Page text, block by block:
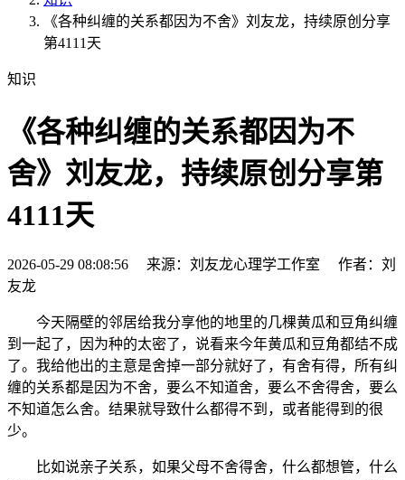
《各种纠缠的关系都因为不舍》刘友龙，持续原创分享
第4111天
知识
《各种纠缠的关系都因为不
舍》刘友龙，持续原创分享第
4111天
2026-05-29 08:08:56 来源：刘友龙心理学工作室 作者：刘
友龙
今天隔壁的邻居给我分享他的地里的几棵黄瓜和豆角纠缠
到一起了，因为种的太密了，说看来今年黄瓜和豆角都结不成
了。我给他出的主意是舍掉一部分就好了，有舍有得，所有纠
缠的关系都是因为不舍，要么不知道舍，要么不舍得舍，要么
不知道怎么舍。结果就导致什么都得不到，或者能得到的很
少。
比如说亲子关系，如果父母不舍得舍，什么都想管，什么